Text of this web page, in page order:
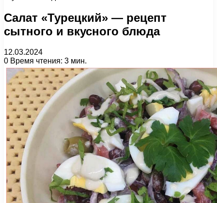
Салат «Турецкий» — рецепт
сытного и вкусного блюда
12.03.2024
0 Время чтения: 3 мин.